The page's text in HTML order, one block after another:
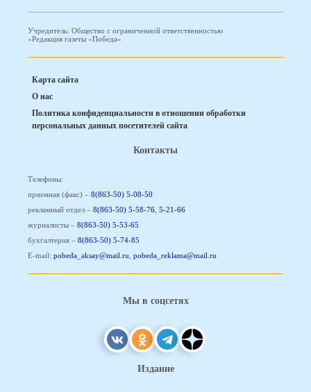
Учредитель: Общество с ограниченной ответственностью
«Редакция газеты «Победа»
Карта сайта
О нас
Политика конфиденциальности в отношении обработки
персональных данных посетителей сайта
Контакты
Телефоны:
приемная (факс) – 8(863-50) 5-08-50
рекламный отдел – 8(863-50) 5-58-76, 5-21-66
журналисты – 8(863-50) 5-53-65
бухгалтерия – 8(863-50) 5-74-85
E-mail: pobeda_aksay@mail.ru, pobeda_reklama@mail.ru
Мы в соцсетях
Издание